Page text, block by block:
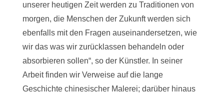
unserer heutigen Zeit werden zu Traditionen von
morgen, die Menschen der Zukunft werden sich
ebenfalls mit den Fragen auseinandersetzen, wie
wir das was wir zurücklassen behandeln oder
absorbieren sollen“, so der Künstler. In seiner
Arbeit finden wir Verweise auf die lange
Geschichte chinesischer Malerei; darüber hinaus